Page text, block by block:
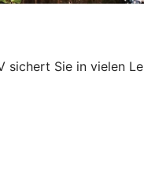
sichert Sie in vielen